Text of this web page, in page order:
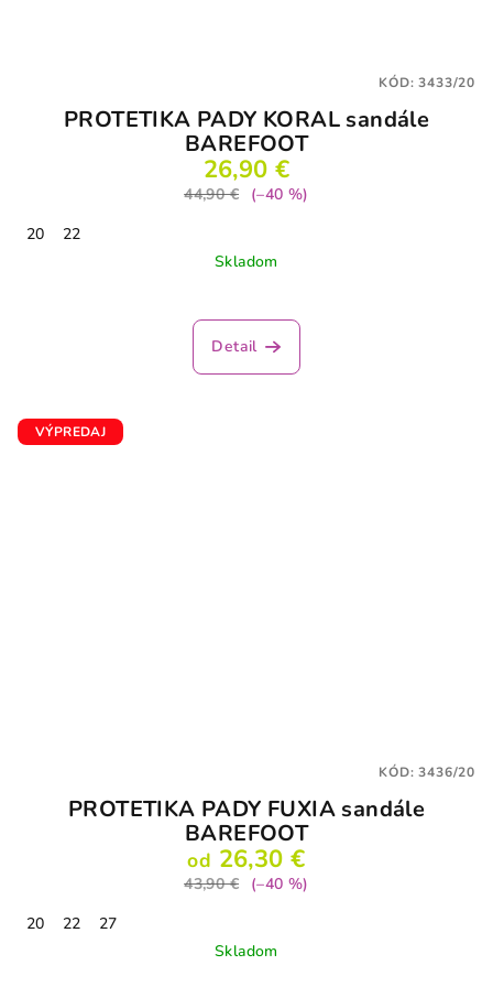
PROTETIKA PADY KORAL sandále
BAREFOOT
26,90 €
44,90 €
(–40 %)
20
22
Skladom
Detail
KÓD:3433/20
VÝPREDAJ
PROTETIKA PADY FUXIA sandále
BAREFOOT
od 26,30 €
43,90 €
(–40 %)
20
22
27
Skladom
KÓD:3436/20